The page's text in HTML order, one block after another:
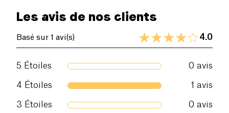
Les avis de nos clients
Basé sur 1 avi(s) 4.0
5 Étoiles 0 avis
4 Étoiles 1 avis
3 Étoiles 0 avis